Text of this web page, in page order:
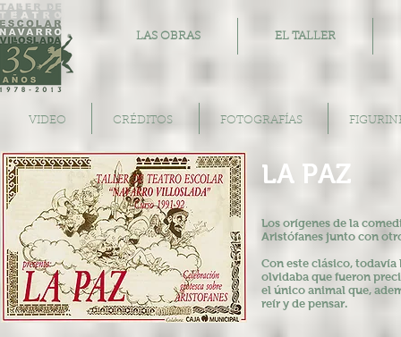
LAS OBRAS EL TALLER
VIDEO CRÉDITOS FOTOGRAFÍAS
LA PAZ
Los orígenes de la
Aristófanes junto con
Con este clásico,
olvidaba que fueron
el único animal que,
reír y de pensar.